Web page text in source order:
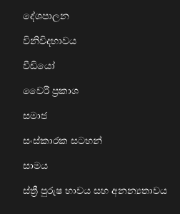
දේශපාලන
විනිවිදභාවය
වීඩියෝ
වෛරී ප්‍රකාශ
සමාජ
සංස්කාරක සටහන්
සාමය
ස්ත්‍රී පුරුෂ භාවය සහ අනන්‍යතාවය